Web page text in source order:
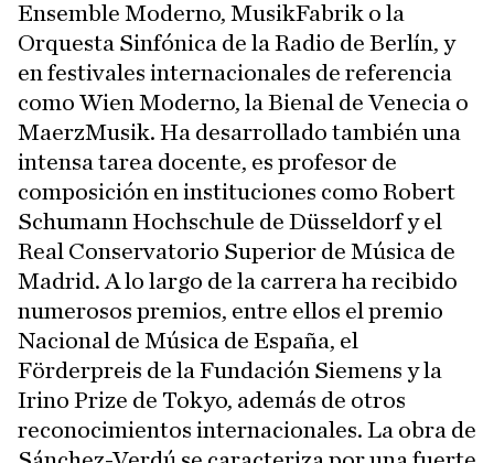
Ensemble Moderno, MusikFabrik o la
Orquesta Sinfónica de la Radio de Berlín, y
en festivales internacionales de referencia
como Wien Moderno, la Bienal de Venecia o
MaerzMusik. Ha desarrollado también una
intensa tarea docente, es profesor de
composición en instituciones como Robert
Schumann Hochschule de Düsseldorf y el
Real Conservatorio Superior de Música de
Madrid. A lo largo de la carrera ha recibido
numerosos premios, entre ellos el premio
Nacional de Música de España, el
Förderpreis de la Fundación Siemens y la
Irino Prize de Tokyo, además de otros
reconocimientos internacionales. La obra de